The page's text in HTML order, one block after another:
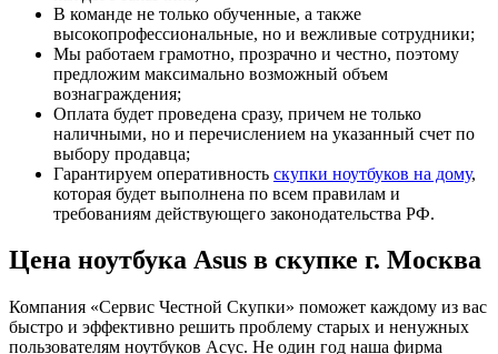
В команде не только обученные, а также
высокопрофессиональные, но и вежливые сотрудники;
Мы работаем грамотно, прозрачно и честно, поэтому
предложим максимально возможный объем
вознаграждения;
Оплата будет проведена сразу, причем не только
наличными, но и перечислением на указанный счет по
выбору продавца;
Гарантируем оперативность скупки ноутбуков на дому,
которая будет выполнена по всем правилам и
требованиям действующего законодательства РФ.
Цена ноутбука Asus в скупке г. Москва
Компания «Сервис Честной Скупки» поможет каждому из вас
быстро и эффективно решить проблему старых и ненужных
пользователям ноутбуков Асус. Не один год наша фирма